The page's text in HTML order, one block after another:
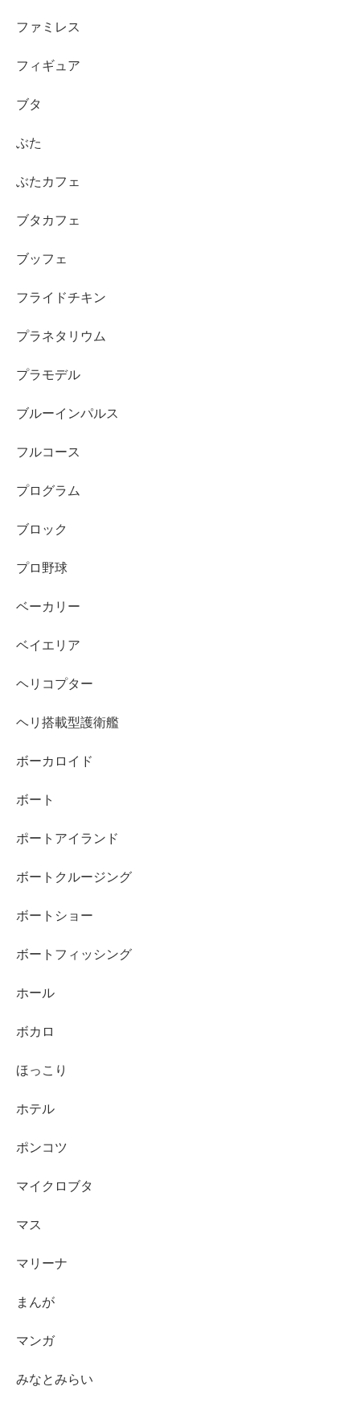
ファミレス
フィギュア
ブタ
ぶた
ぶたカフェ
ブタカフェ
ブッフェ
フライドチキン
プラネタリウム
プラモデル
ブルーインパルス
フルコース
プログラム
ブロック
プロ野球
ベーカリー
ベイエリア
ヘリコプター
ヘリ搭載型護衛艦
ボーカロイド
ボート
ポートアイランド
ボートクルージング
ボートショー
ボートフィッシング
ホール
ボカロ
ほっこり
ホテル
ポンコツ
マイクロブタ
マス
マリーナ
まんが
マンガ
みなとみらい